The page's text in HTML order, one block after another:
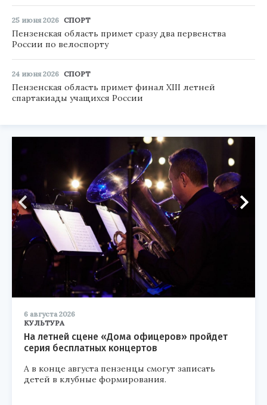
25 июня 2026 СПОРТ
Пензенская область примет сразу два первенства
России по велоспорту
24 июня 2026 СПОРТ
Пензенская область примет финал XIII летней
спартакиады учащихся России
6 августа 2026
КУЛЬТУРА
На летней сцене «Дома офицеров» пройдет
серия бесплатных концертов
А в конце августа пензенцы смогут записать
детей в клубные формирования.